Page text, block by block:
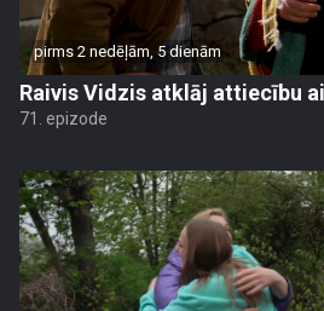
pirms 2 nedēļām, 5 dienām
Raivis Vidzis atklāj attiecību
71. epizode